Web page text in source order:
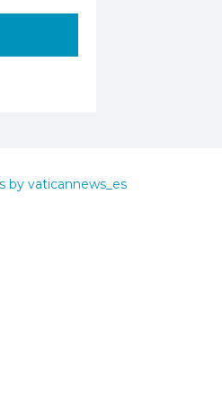
by vaticannews_es